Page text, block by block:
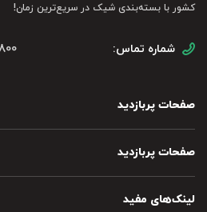
کشور با بسته‌بندی شیک در سریع‌ترین زمان!
شماره تماس:
صفحات پربازدید
صفحات پربازدید
لینک‌های مفید